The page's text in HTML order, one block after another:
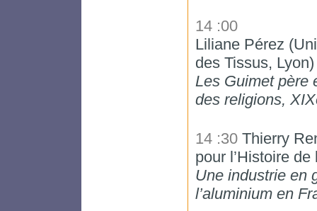
14 :00
Liliane Pérez
des Tissus, Lyon)
Les Guimet père
des religions,
14 :30 Thierry
pour l’Histoire de
Une industrie en
l’aluminium en